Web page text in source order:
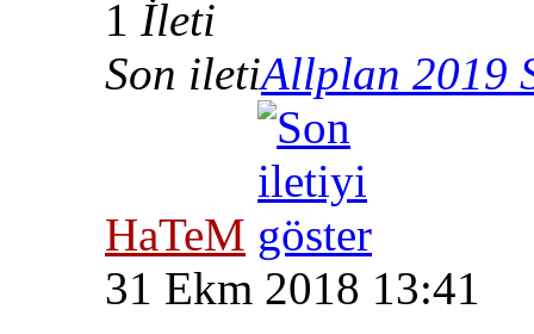
1 İleti
Son iletiAllplan 2019
HaTeM
31 Ekm 2018 13:41